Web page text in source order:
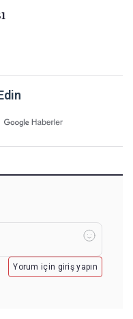
Yorum için giriş yapın